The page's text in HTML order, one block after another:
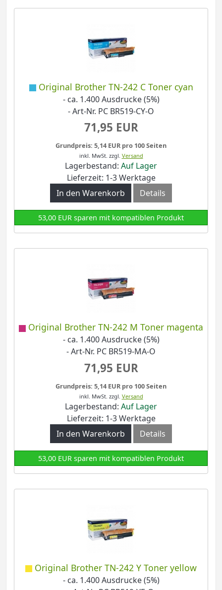
Original Brother TN-242 C Toner cyan
- ca. 1.400 Ausdrucke (5%)
- Art-Nr. PC BR519-CY-O
71,95 EUR
Grundpreis: 5,14 EUR pro 100 Seiten
inkl. MwSt. zzgl. Versand
Lagerbestand: Auf Lager
Lieferzeit: 1-3 Werktage
In den Warenkorb
Details
53,00 EUR sparen mit kompatiblen Produkt
Original Brother TN-242 M Toner magenta
- ca. 1.400 Ausdrucke (5%)
- Art-Nr. PC BR519-MA-O
71,95 EUR
Grundpreis: 5,14 EUR pro 100 Seiten
inkl. MwSt. zzgl. Versand
Lagerbestand: Auf Lager
Lieferzeit: 1-3 Werktage
In den Warenkorb
Details
53,00 EUR sparen mit kompatiblen Produkt
Original Brother TN-242 Y Toner yellow
- ca. 1.400 Ausdrucke (5%)